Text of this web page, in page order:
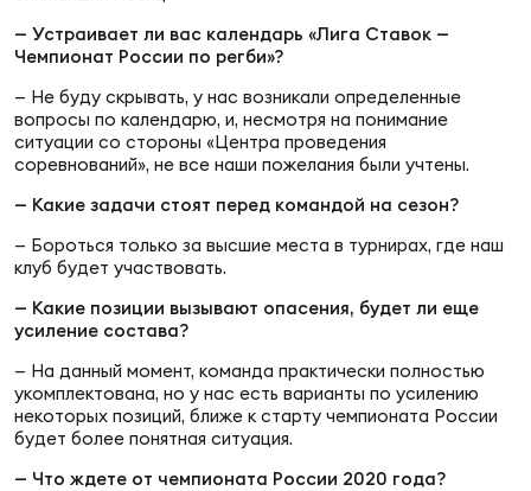
— Устраивает ли вас календарь «Лига Ставок —
Чемпионат России по регби»?
— Не буду скрывать, у нас возникали определенные
вопросы по календарю, и, несмотря на понимание
ситуации со стороны «Центра проведения
соревнований», не все наши пожелания были учтены.
— Какие задачи стоят перед командой на сезон?
— Бороться только за высшие места в турнирах, где наш
клуб будет участвовать.
— Какие позиции вызывают опасения, будет ли еще
усиление состава?
— На данный момент, команда практически полностью
укомплектована, но у нас есть варианты по усилению
некоторых позиций, ближе к старту чемпионата России
будет более понятная ситуация.
— Что ждете от чемпионата России 2020 года?